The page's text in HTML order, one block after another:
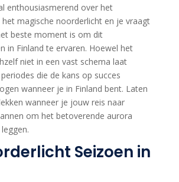
enthousiasmerend over het
magische noorderlicht en je vraagt
beste moment is om dit
in Finland te ervaren. Hoewel het
niet in een vast schema laat
die de kans op succes
wanneer je in Finland bent. Laten
wanneer je jouw reis naar
om het betoverende aurora
Seizoen in